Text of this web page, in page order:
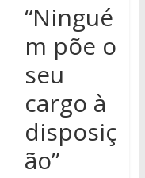
“Ningué
m põe o
seu
cargo à
disposiç
ão”